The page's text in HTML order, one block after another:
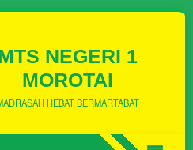
NEGERI 1
MOROTAI
HEBAT BERMARTABAT